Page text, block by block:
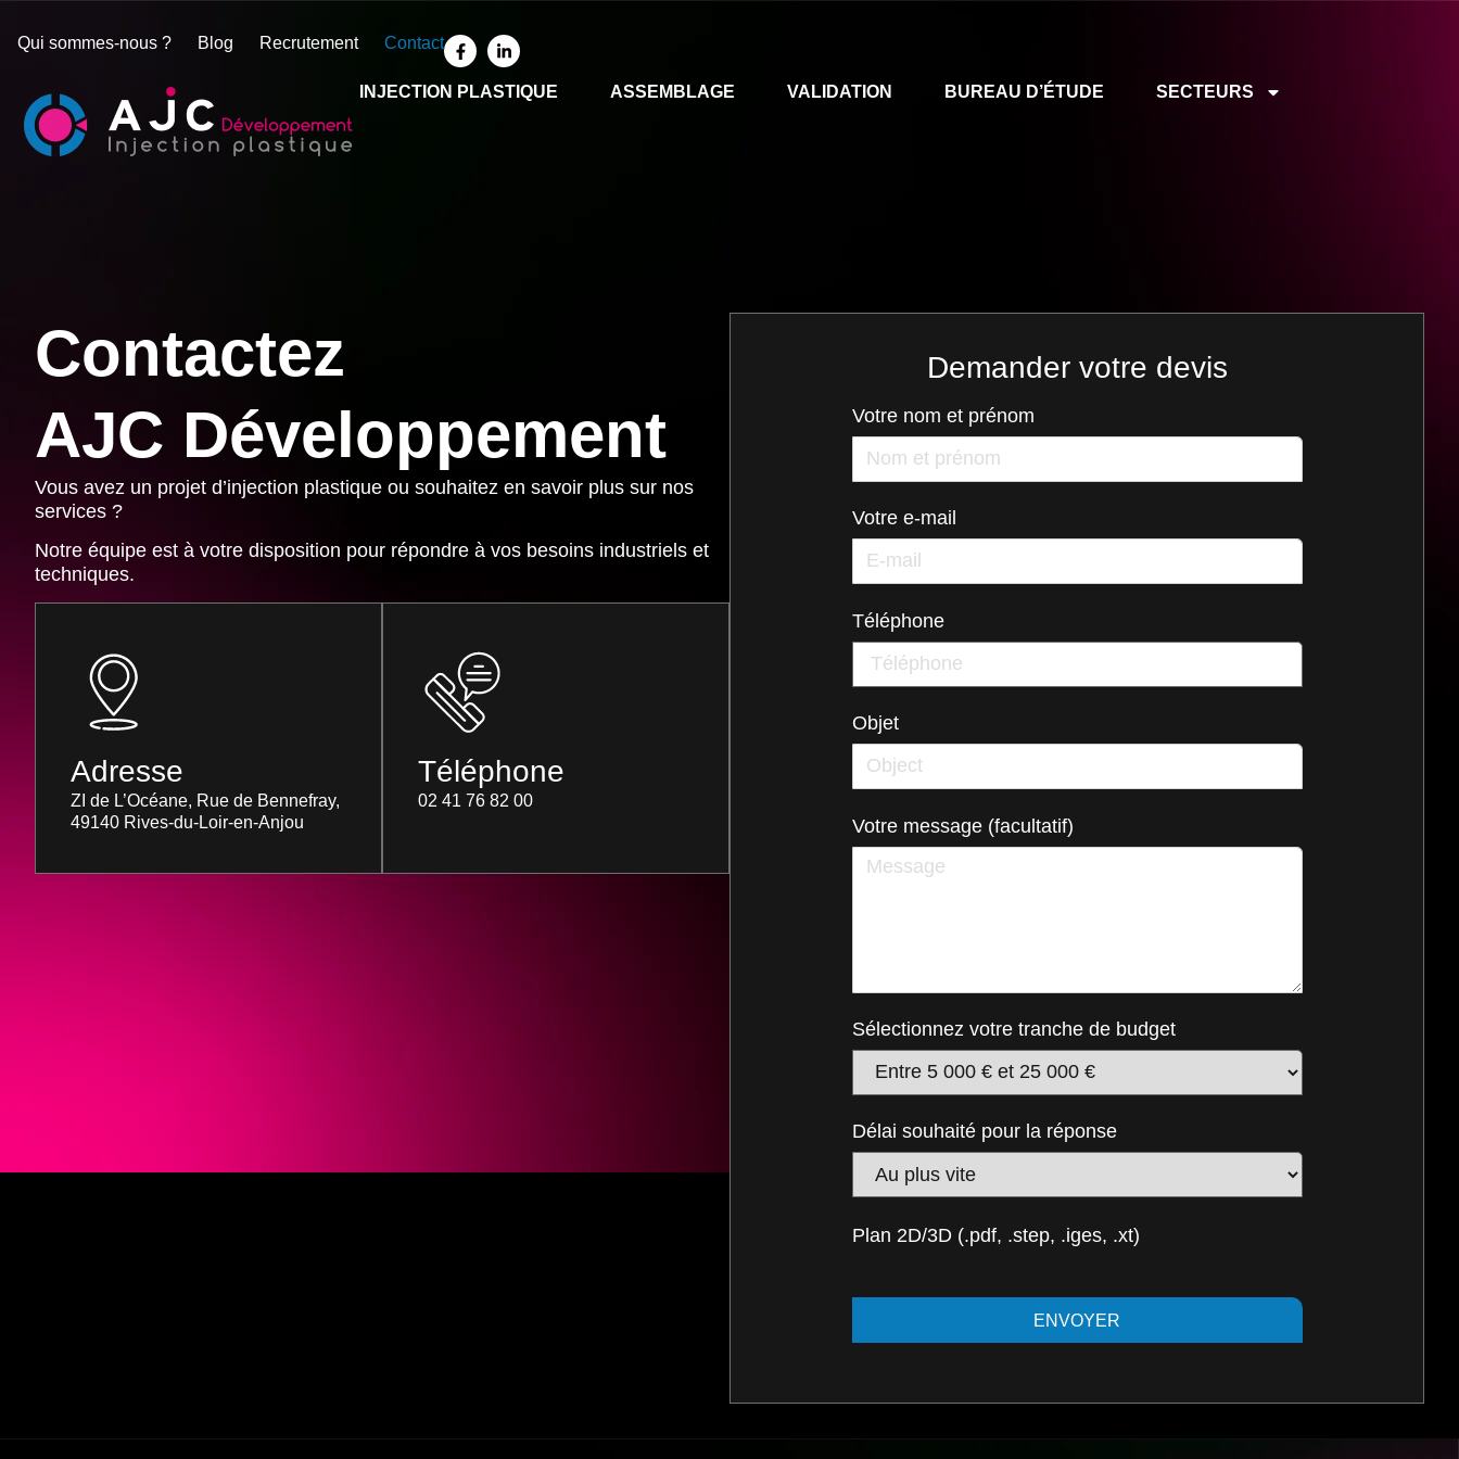
Qui sommes-nous ? Blog Recrutement Contact
INJECTION PLASTIQUE ASSEMBLAGE VALIDATION BUREAU D’ÉTUDE SECTEURS
Contactez
AJC Développement
Vous avez un projet d’injection plastique ou souhaitez en savoir plus sur nos
services ?
Notre équipe est à votre disposition pour répondre à vos besoins industriels et
techniques.
Adresse
ZI de L’Océane, Rue de Bennefray,
49140 Rives-du-Loir-en-Anjou
Téléphone
02 41 76 82 00
Demander votre devis
Votre nom et prénom
Votre e-mail
Téléphone
Objet
Votre message (facultatif)
Sélectionnez votre tranche de budget
Délai souhaité pour la réponse
Plan 2D/3D (.pdf, .step, .iges, .xt)